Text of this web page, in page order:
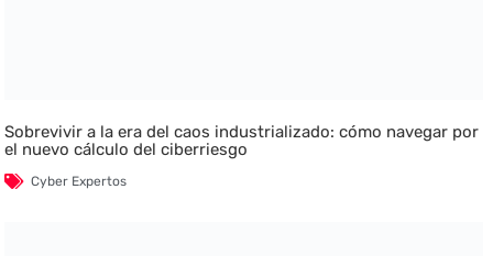
Sobrevivir a la era del caos industrializado: cómo navegar por
el nuevo cálculo del ciberriesgo
Cyber Expertos